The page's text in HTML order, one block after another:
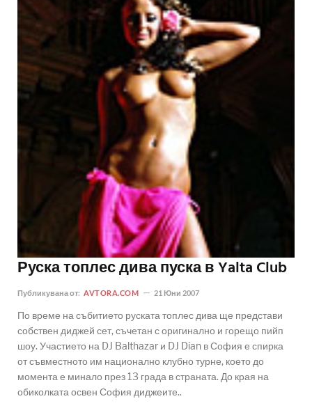
Руска топлес дива пуска в Yalta Club
Публикувана от: AVTORA.COM 21 Юни 2007
По време на събитието руската топлес дива ще представи
собствен диджей сет, съчетан с оригинално и горещо пийп
шоу. Участието на DJ Balthazar и DJ Dian в София е спирка
от съвместното им национално клубно турне, което до
момента е минало през 13 града в страната. До края на
обиколката освен София диджеите..